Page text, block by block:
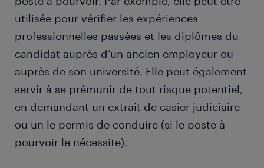
utilisée pour vérifier les expériences
professionnelles passées et les diplômes du
candidat auprès d’un ancien employeur ou
auprès de son université. Elle peut également
servir à se prémunir de tout risque potentiel,
en demandant un extrait de casier judiciaire
ou un le permis de conduire (si le poste à
pourvoir le nécessite).